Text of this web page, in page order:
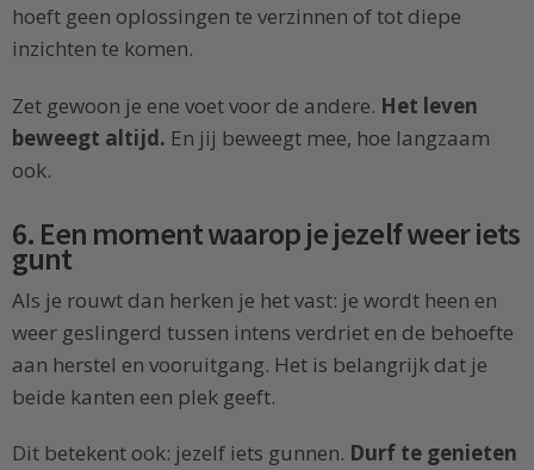
hoeft geen oplossingen te verzinnen of tot diepe
inzichten te komen.
Zet gewoon je ene voet voor de andere. Het leven
beweegt altijd. En jij beweegt mee, hoe langzaam
ook.
6. Een moment waarop je jezelf weer iets
gunt
Als je rouwt dan herken je het vast: je wordt heen en
weer geslingerd tussen intens verdriet en de behoefte
aan herstel en vooruitgang. Het is belangrijk dat je
beide kanten een plek geeft.
Dit betekent ook: jezelf iets gunnen. Durf te genieten